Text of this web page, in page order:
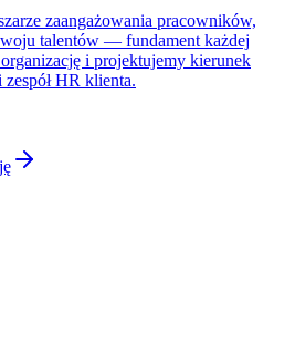
zaangażowania pracowników,
talentów — fundament każdej
i projektujemy kierunek
HR klienta.